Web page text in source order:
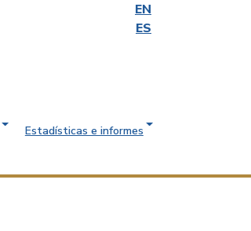
EN
ES
Estadísticas e informes